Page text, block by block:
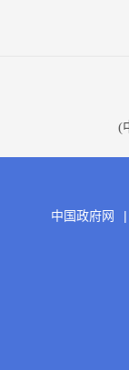
(
中国政府网 |